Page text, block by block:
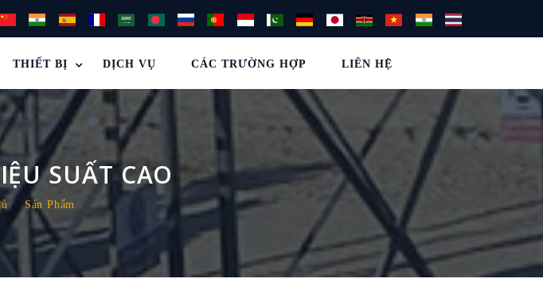
THIẾT BỊ DỊCH VỤ CÁC TRƯỜNG HỢP LIÊN HỆ
SUẤT CAO
Sản Phẩm